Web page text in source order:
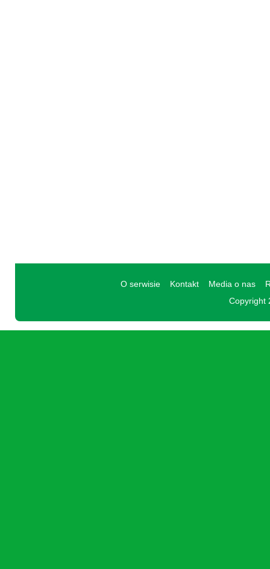
O serwisie Kontakt Media o nas
Copyright